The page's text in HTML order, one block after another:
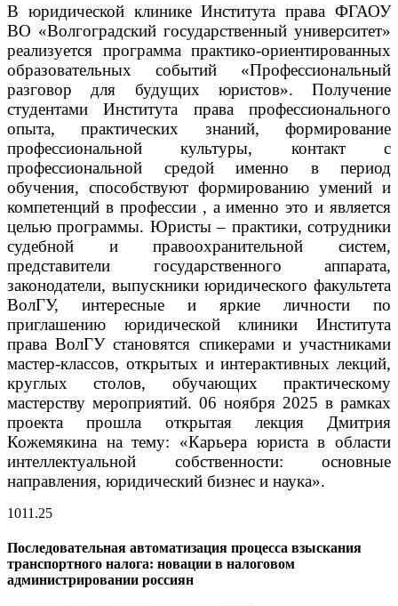
В юридической клинике Института права ФГАОУ
ВО «Волгоградский государственный университет»
реализуется программа практико-ориентированных
образовательных событий «Профессиональный
разговор для будущих юристов». Получение
студентами Института права профессионального
опыта, практических знаний, формирование
профессиональной культуры, контакт с
профессиональной средой именно в период
обучения, способствуют формированию умений и
компетенций в профессии , а именно это и является
целью программы. Юристы – практики, сотрудники
судебной и правоохранительной систем,
представители государственного аппарата,
законодатели, выпускники юридического факультета
ВолГУ, интересные и яркие личности по
приглашению юридической клиники Института
права ВолГУ становятся спикерами и участниками
мастер-классов, открытых и интерактивных лекций,
круглых столов, обучающих практическому
мастерству мероприятий. 06 ноября 2025 в рамках
проекта прошла открытая лекция Дмитрия
Кожемякина на тему: «Карьера юриста в области
интеллектуальной собственности: основные
направления, юридический бизнес и наука».
1011.25
Последовательная автоматизация процесса взыскания
транспортного налога: новации в налоговом
администрировании россиян